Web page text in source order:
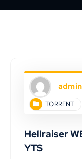
admin
TORRENT
Hellraiser
YTS